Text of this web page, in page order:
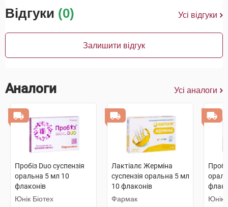
Відгуки (0) Усі відгуки
Залишити відгук
Аналоги Усі аналоги
Пробіз Duo суспензія
оральна 5 мл 10
флаконів
Юнік Біотех
Лактіалє Жерміна
суспензія оральна 5 мл
10 флаконів
Фармак
Юнік